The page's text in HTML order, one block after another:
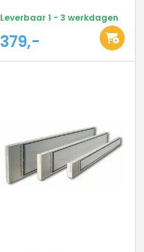
Leverbaar 1 - 3 werkdagen
379,-